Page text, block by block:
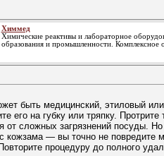
Химмед
Химические реактивы и лабораторное
образования и промышленности. Комплексное
быть медицинский, этиловый
на губку или тряпку.
сложных загрязнений посуды.
— вы точно не повредите
процедуру до полного